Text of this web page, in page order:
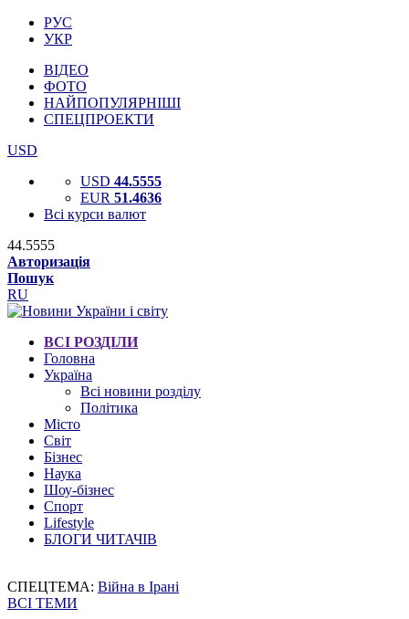
РУС
УКР
ВІДЕО
ФОТО
НАЙПОПУЛЯРНІШІ
СПЕЦПРОЕКТИ
USD
USD 44.5555
EUR 51.4636
Всі курси валют
44.5555
Авторизація
Пошук
RU
ВСІ РОЗДІЛИ
Головна
Україна
Всі новини розділу
Політика
Місто
Світ
Бізнес
Наука
Шоу-бізнес
Спорт
Lifestyle
БЛОГИ ЧИТАЧІВ
СПЕЦТЕМА: Війна в Ірані
ВСІ ТЕМИ